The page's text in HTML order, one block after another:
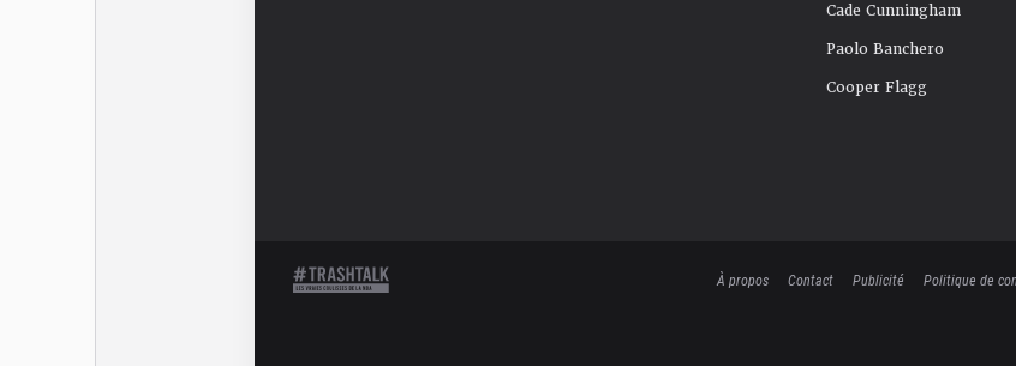
Cade Cunningham
Paolo Banchero
Cooper Flagg
À propos Contact Publicité Politique de